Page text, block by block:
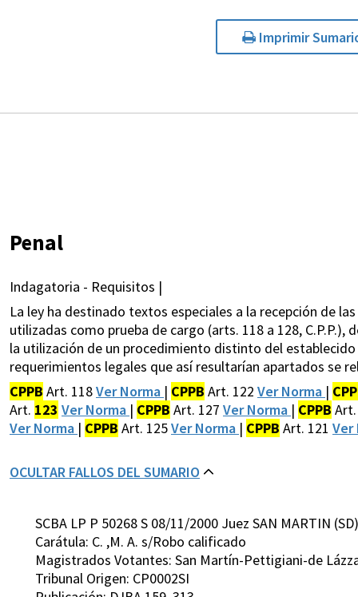
Imprimir
Penal
Indagatoria - Requisitos |
La ley ha destinado textos especiales a la recepción de
utilizadas como prueba de cargo (arts. 118 a 128,
la utilización de un procedimiento distinto del
requerimientos legales que así resultarían apartados se
CPPB Art. 118Ver Norma | CPPB Art. 122 Ver Norma |
Art. 123 Ver Norma | CPPB Art. 127 Ver Norma | CPPB
Ver Norma | CPPB Art. 125Ver Norma | CPPB Art. 121 Ver
OCULTAR FALLOS DEL SUMARIO
SCBA LP P 50268 S 08/11/2000 Juez SAN MARTIN (SD)
Carátula: C. ,M. A. s/Robo calificado
Magistrados Votantes: San Martín-Pettigiani-de
Tribunal Origen: CP0002SI